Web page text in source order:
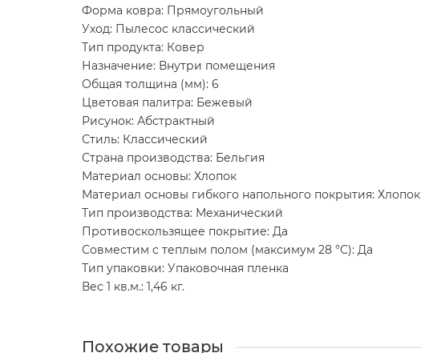
Форма ковра: Прямоугольный
Уход: Пылесос классический
Тип продукта: Ковер
Назначение: Внутри помещения
Общая толщина (мм): 6
Цветовая палитра: Бежевый
Рисунок: Абстрактный
Стиль: Классический
Страна производства: Бельгия
Материал основы: Хлопок
Материал основы гибкого напольного покрытия: Хлопок
Тип производства: Механический
Противоскользящее покрытие: Да
Совместим с теплым полом (максимум 28 °C): Да
Тип упаковки: Упаковочная пленка
Вес 1 кв.м.: 1,46 кг.
Похожие товары